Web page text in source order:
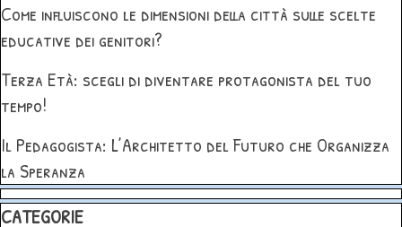
Come influiscono le dimensioni della città sulle scelte
educative dei genitori?
Terza Età: scegli di diventare protagonista del tuo
tempo!
Il Pedagogista: L’Architetto del Futuro che Organizza
la Speranza
Salta blocco
Salta blocco CATEGORIE
CATEGORIE